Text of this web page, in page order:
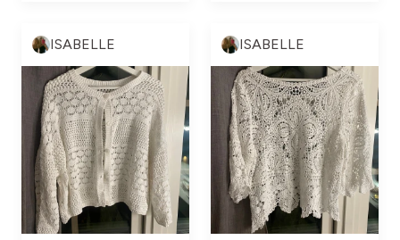
ISABELLE ISABELLE